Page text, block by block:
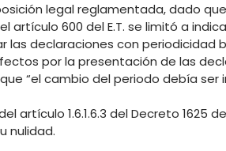
legal reglamentada, dado
600 del E.T. se limitó a
las declaraciones con periodicidad
por la presentación de las
“el cambio del periodo debía ser
1.6.1.6.3 del Decreto 1625
nulidad.